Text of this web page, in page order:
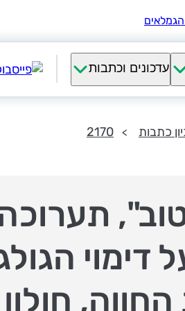
עדכונים וכתבות
כתבות 2170
דימוי
חולון